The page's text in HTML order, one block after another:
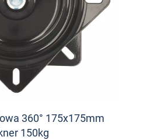
360° 175x175mm
150kg